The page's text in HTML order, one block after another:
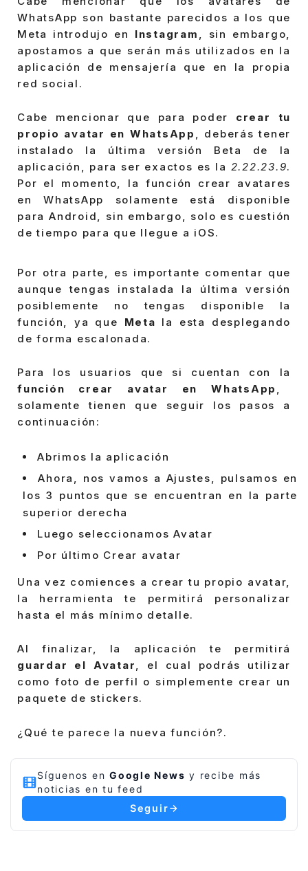
WhatsApp son bastante parecidos a los que
Meta introdujo en Instagram , sin embargo,
apostamos a que serán más utilizados en la
aplicación de mensajería que en la propia
red social.
Cabe mencionar que para poder crear tu
propio avatar en WhatsApp , deberás tener
instalado la última versión Beta de la
aplicación, para ser exactos es la 2.22.23.9.
Por el momento, la función crear avatares
en WhatsApp solamente está disponible
para Android, sin embargo, solo es cuestión
de tiempo para que llegue a iOS.
Por otra parte, es importante comentar que
aunque tengas instalada la última versión
posiblemente no tengas disponible la
función, ya que Meta la esta desplegando
de forma escalonada.
Para los usuarios que si cuentan con la
función crear avatar en WhatsApp ,
solamente tienen que seguir los pasos a
continuación:
Abrimos la aplicación
Ahora, nos vamos a Ajustes, pulsamos en
los 3 puntos que se encuentran en la parte
superior derecha
Luego seleccionamos Avatar
Por último Crear avatar
Una vez comiences a crear tu propio avatar,
la herramienta te permitirá personalizar
hasta el más mínimo detalle.
Al finalizar, la aplicación te permitirá
guardar el Avatar, el cual podrás utilizar
como foto de perfil o simplemente crear un
paquete de stickers.
¿Qué te parece la nueva función?.
Síguenos en Google News y recibe más
noticias en tu feed
Seguir